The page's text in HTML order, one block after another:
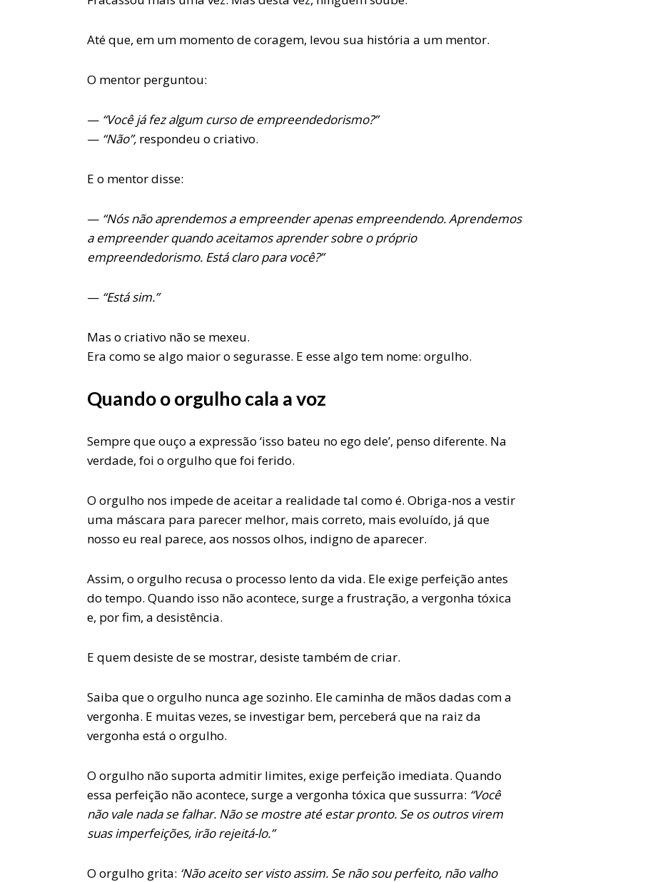
Até que, em um momento de coragem, levou sua história a um mentor.
O mentor perguntou:
— “Você já fez algum curso de empreendedorismo?”
— “Não”, respondeu o criativo.
E o mentor disse:
— “Nós não aprendemos a empreender apenas empreendendo. Aprendemos
a empreender quando aceitamos aprender sobre o próprio
empreendedorismo. Está claro para você?”
— “Está sim.”
Mas o criativo não se mexeu.
Era como se algo maior o segurasse. E esse algo tem nome: orgulho.
Quando o orgulho cala a voz
Sempre que ouço a expressão ‘isso bateu no ego dele’, penso diferente. Na
verdade, foi o orgulho que foi ferido.
O orgulho nos impede de aceitar a realidade tal como é. Obriga-nos a vestir
uma máscara para parecer melhor, mais correto, mais evoluído, já que
nosso eu real parece, aos nossos olhos, indigno de aparecer.
Assim, o orgulho recusa o processo lento da vida. Ele exige perfeição antes
do tempo. Quando isso não acontece, surge a frustração, a vergonha tóxica
e, por fim, a desistência.
E quem desiste de se mostrar, desiste também de criar.
Saiba que o orgulho nunca age sozinho. Ele caminha de mãos dadas com a
vergonha. E muitas vezes, se investigar bem, perceberá que na raiz da
vergonha está o orgulho.
O orgulho não suporta admitir limites, exige perfeição imediata. Quando
essa perfeição não acontece, surge a vergonha tóxica que sussurra: “Você
não vale nada se falhar. Não se mostre até estar pronto. Se os outros virem
suas imperfeições, irão rejeitá-lo.”
O orgulho grita: ‘Não aceito ser visto assim. Se não sou perfeito, não valho